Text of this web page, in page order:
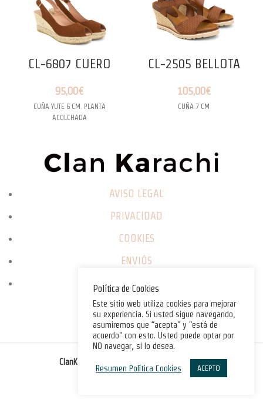
CL-6807 CUERO
95,00€
CUÑA YUTE 6 CM. PLANTA
ACOLCHADA
CL-2505 BELLOTA
105,00€
CUÑA 7 CM
AVISO LEGAL
PRIVACIDAD
COOKIES
ENVIÓS
CAMBIOS / DEVOLUCIONES
ClanKarachi.com . All rights reserved.©
Política de Cookies
Este sitio web utiliza cookies para mejorar
su experiencia. Si usted sigue navegando,
asumiremos que “acepta" y "está de
acuerdo" con esto. Usted puede optar por
NO navegar, si lo desea.
Resumen Política Cookies ACEPTO